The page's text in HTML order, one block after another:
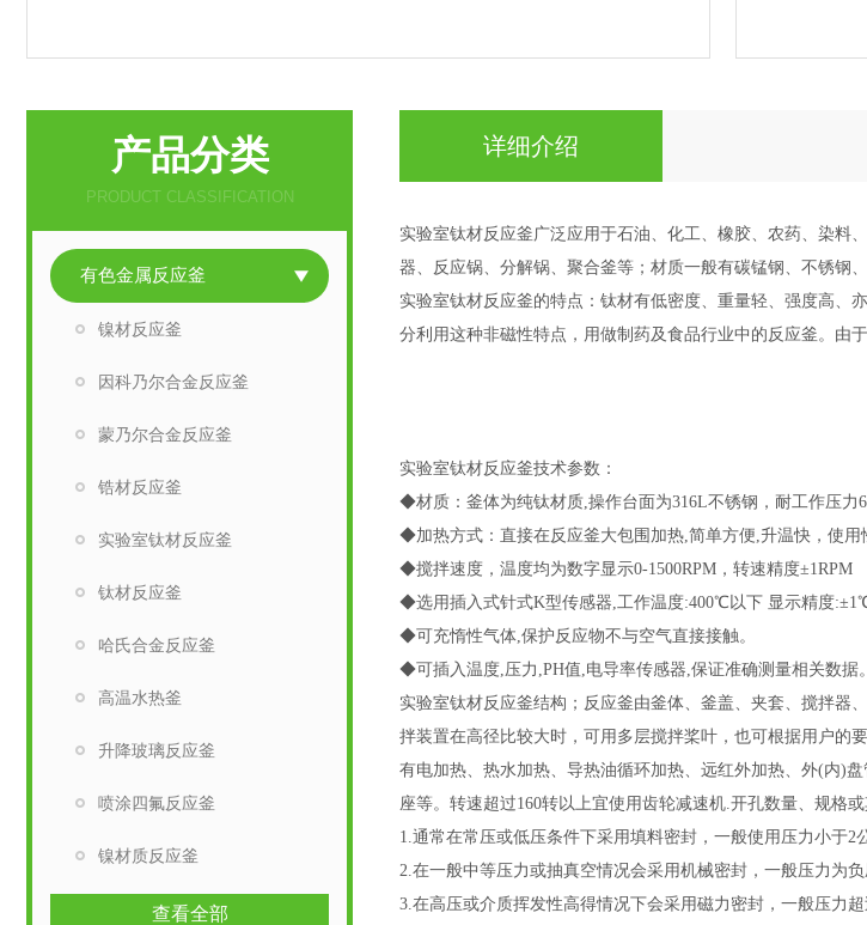
产品分类
PRODUCT CLASSIFICATION
有色金属反应釜
镍材反应釜
因科乃尔合金反应釜
蒙乃尔合金反应釜
锆材反应釜
实验室钛材反应釜
钛材反应釜
哈氏合金反应釜
高温水热釜
升降玻璃反应釜
喷涂四氟反应釜
镍材质反应釜
查看全部
详细介绍
实验室钛材反应釜广泛应用于石油、化工、橡胶、农药、染料
器、反应锅、分解锅、聚合釜等；材质一般有碳锰钢、不锈钢
实验室钛材反应釜的特点：钛材有低密度、重量轻、强度高、
分利用这种非磁性特点，用做制药及食品行业中的反应釜。由
实验室钛材反应釜技术参数：
◆材质：釜体为纯钛材质,操作台面为316L不锈钢，耐工作压力
◆加热方式：直接在反应釜大包围加热,简单方便,升温快，使
◆搅拌速度，温度均为数字显示0-1500RPM，转速精度±1RPM
◆选用插入式针式K型传感器,工作温度:400℃以下 显示精度
◆可充惰性气体,保护反应物不与空气直接接触。
◆可插入温度,压力,PH值,电导率传感器,保证准确测量相关数据。
实验室钛材反应釜结构；反应釜由釜体、釜盖、夹套、搅拌器
拌装置在高径比较大时，可用多层搅拌桨叶，也可根据用户的
有电加热、热水加热、导热油循环加热、远红外加热、外(内)
座等。转速超过160转以上宜使用齿轮减速机.开孔数量、规格
1.通常在常压或低压条件下采用填料密封，一般使用压力小于2
2.在一般中等压力或抽真空情况会采用机械密封，一般压力为负
3.在高压或介质挥发性高得情况下会采用磁力密封，一般压力